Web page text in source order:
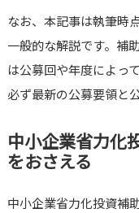
なお、本記事は執筆時
一般的な解説です。補
は公募回や年度によっ
必ず最新の公募要領と
中小企業省力化
をおさえる
中小企業省力化投資補